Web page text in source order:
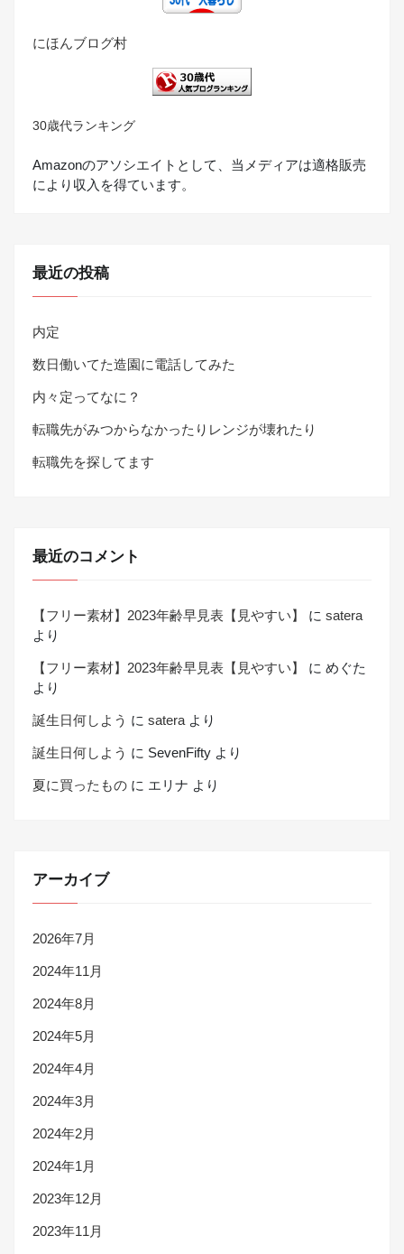
にほんブログ村
30歳代ランキング
Amazonのアソシエイトとして、当メディアは適格販売
により収入を得ています。
最近の投稿
内定
数日働いてた造園に電話してみた
内々定ってなに？
転職先がみつからなかったりレンジが壊れたり
転職先を探してます
最近のコメント
【フリー素材】2023年齢早見表【見やすい】 に satera
より
【フリー素材】2023年齢早見表【見やすい】 に めぐた
より
誕生日何しよう に satera より
誕生日何しよう に SevenFifty より
夏に買ったもの に エリナ より
アーカイブ
2026年7月
2024年11月
2024年8月
2024年5月
2024年4月
2024年3月
2024年2月
2024年1月
2023年12月
2023年11月